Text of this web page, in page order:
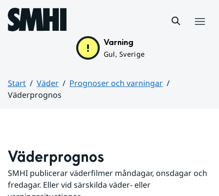
Hoppa till sidans innehåll
Varning
Gul, Sverige
Start Väder
Prognoser och varningar
Väderprognos
Väderprognos
SMHI publicerar väderfilmer måndagar, onsdagar och
fredagar. Eller vid särskilda väder- eller